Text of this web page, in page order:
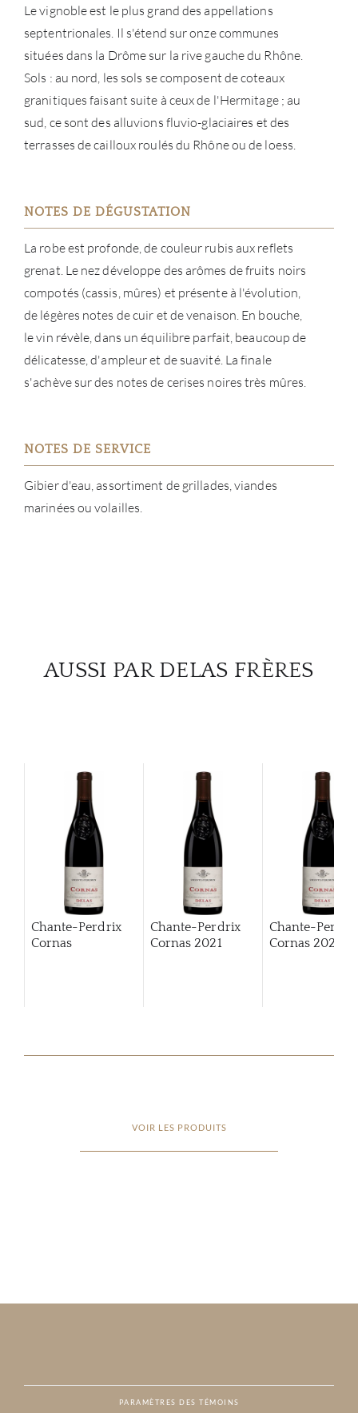
Le vignoble est le plus grand des appellations
septentrionales. Il s'étend sur onze communes
situées dans la Drôme sur la rive gauche du Rhône.
Sols : au nord, les sols se composent de coteaux
granitiques faisant suite à ceux de l'Hermitage ; au
sud, ce sont des alluvions fluvio-glaciaires et des
terrasses de cailloux roulés du Rhône ou de loess.
NOTES DE DÉGUSTATION
La robe est profonde, de couleur rubis aux reflets
grenat. Le nez développe des arômes de fruits noirs
compotés (cassis, mûres) et présente à l'évolution,
de légères notes de cuir et de venaison. En bouche,
le vin révèle, dans un équilibre parfait, beaucoup de
délicatesse, d'ampleur et de suavité. La finale
s'achève sur des notes de cerises noires très mûres.
NOTES DE SERVICE
Gibier d'eau, assortiment de grillades, viandes
marinées ou volailles.
AUSSI PAR DELAS FRÈRES
Chante-Perdrix
Cornas
Chante-Perdrix
Cornas 2021
Chante-
Cornas 2022
VOIR LES PRODUITS
PARAMÈTRES DES TÉMOINS